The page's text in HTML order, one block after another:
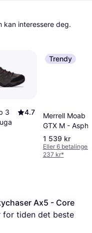
3
4.7
Trendy
Merrell Moab
GTX M -
1 539 kr
Eller 6 betalinger
237 kr*
Ax5 - Core
for tiden det beste